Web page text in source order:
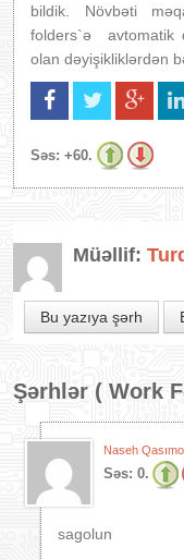
bildik. Növbəti
folders`ə avtomatik
olan dəyişikliklərdən
Səs: +60.
Müəllif:
Bu yazıya şərh
Şərhlər ( Work
Naseh
Səs: 0.
sagolun